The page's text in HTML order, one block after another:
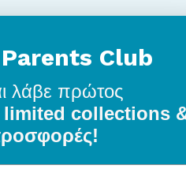
ΠΛΗΡΟΦΟΡΊΕΣ
Club
λάβε πρώτος
limited collections